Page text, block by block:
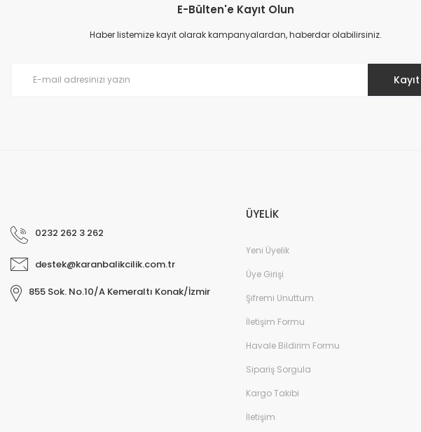
Ürün resmi kalitesiz, bozuk veya görüntülenemiyor.
Ürün açıklamasında eksik bilgiler bulunuyor.
E-Bülten'e Kayıt Olun
Haber listemize kayıt olarak kampanyalardan, haberdar olabilirsiniz.
0232 262 3 262
destek@karanbalikcilik.com.tr
855 Sok. No.10/A Kemeraltı Konak/İzmir
ÜYELİK
Yeni Üyelik
Üye Girişi
Şifremi Unuttum
İletişim Formu
Havale Bildirim Formu
Sipariş Sorgula
Kargo Takibi
İletişim